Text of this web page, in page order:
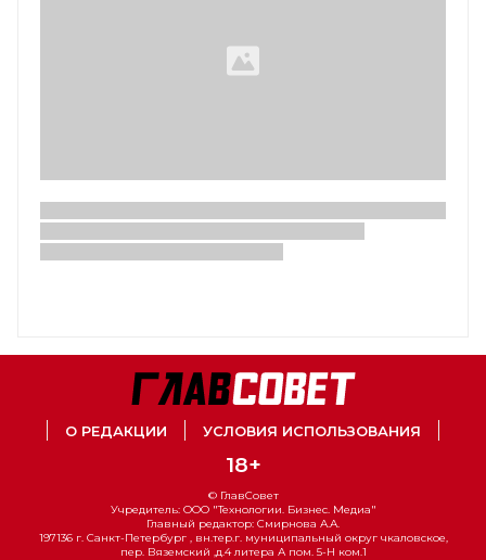
О РЕДАКЦИИ УСЛОВИЯ ИСПОЛЬЗОВАНИЯ
18+
© ГлавСовет
Учредитель: ООО "Технологии. Бизнес. Медиа"
Главный редактор: Смирнова А.А.
197136 г. Санкт-Петербург , вн.тер.г. муниципальный округ чкаловское,
пер. Вяземский ,д.4 литера А пом. 5-Н ком.1